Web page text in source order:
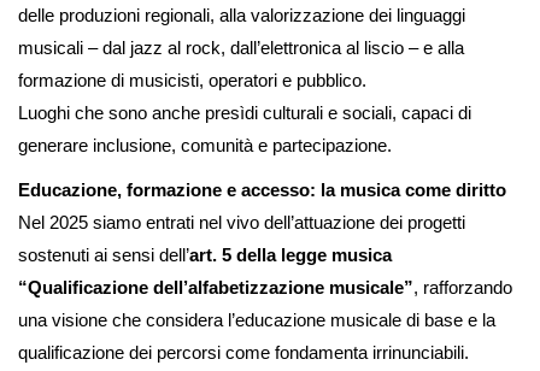
delle produzioni regionali, alla valorizzazione dei linguaggi
musicali – dal jazz al rock, dall’elettronica al liscio – e alla
formazione di musicisti, operatori e pubblico.
Luoghi che sono anche presìdi culturali e sociali, capaci di
generare inclusione, comunità e partecipazione.
Educazione, formazione e accesso: la musica come diritto
Nel 2025 siamo entrati nel vivo dell’attuazione dei progetti
sostenuti ai sensi dell’art. 5 della legge musica
“Qualificazione dell’alfabetizzazione musicale”, rafforzando
una visione che considera l’educazione musicale di base e la
qualificazione dei percorsi come fondamenta irrinunciabili.